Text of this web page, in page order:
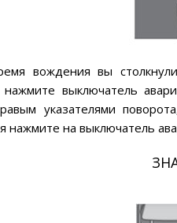
вождения вы
нажмите выключатель
указателями
нажмите на выключатель